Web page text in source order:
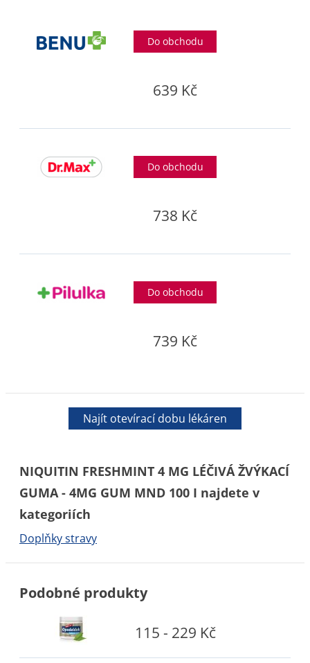
Do obchodu
639 Kč
Do obchodu
738 Kč
Do obchodu
739 Kč
Najít otevírací dobu lékáren
NIQUITIN FRESHMINT 4 MG LÉČIVÁ ŽVÝKACÍ
GUMA - 4MG GUM MND 100 I najdete v
kategoriích
Doplňky stravy
Podobné produkty
115 - 229 Kč